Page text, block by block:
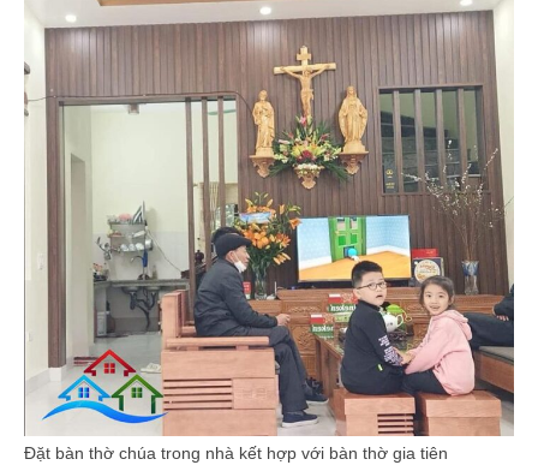
Đặt bàn thờ chúa trong nhà kết hợp với bàn thờ gia tiên